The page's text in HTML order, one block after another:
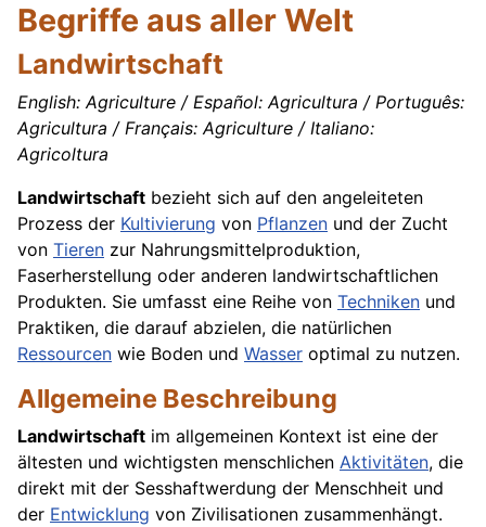
Begriffe aus aller Welt
Landwirtschaft
English: Agriculture / Español: Agricultura / Português:
Agricultura / Français: Agriculture / Italiano:
Agricoltura
Landwirtschaft bezieht sich auf den angeleiteten
Prozess der Kultivierung von Pflanzen und der Zucht
von Tieren zur Nahrungsmittelproduktion,
Faserherstellung oder anderen landwirtschaftlichen
Produkten. Sie umfasst eine Reihe von Techniken und
Praktiken, die darauf abzielen, die natürlichen
Ressourcen wie Boden und Wasser optimal zu nutzen.
Allgemeine Beschreibung
Landwirtschaft im allgemeinen Kontext ist eine der
ältesten und wichtigsten menschlichen Aktivitäten, die
direkt mit der Sesshaftwerdung der Menschheit und
der Entwicklung von Zivilisationen zusammenhängt.